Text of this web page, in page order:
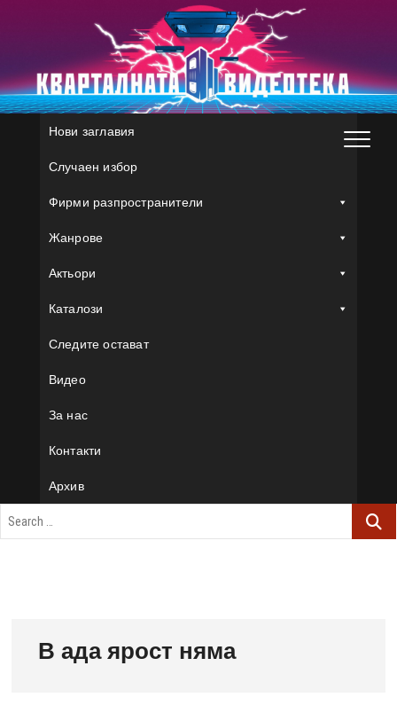
Нови заглавия
Случаен избор
Фирми разпространители
Жанрове
Актьори
Каталози
Следите остават
Видео
За нас
Контакти
Архив
В ада ярост няма